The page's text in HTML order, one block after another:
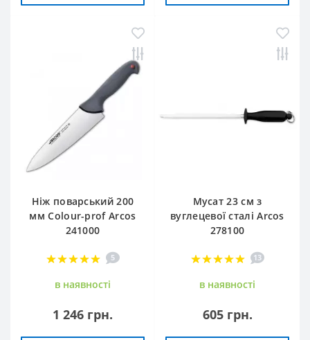
Ніж поварський 200
мм Сolour-prof Arcos
241000
5
в наявностi
1 246 грн.
Мусат 23 см з
вуглецевої сталі Arcos
278100
13
в наявностi
605 грн.